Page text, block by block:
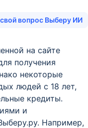
вопрос Выберу ИИ
на сайте
получения
некоторые
людей с 18 лет,
кредиты.
и
Например,